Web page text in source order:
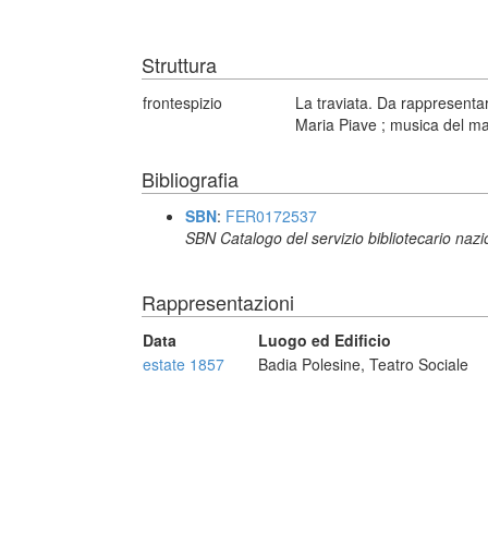
Struttura
frontespizio
La traviata. Da
Maria Piave ; musica del
Bibliografia
SBN: FER0172537
SBN Catalogo del servizio bibliotecario
Rappresentazioni
Data
Luogo ed Edificio
estate 1857
Badia Polesine, Teatro Sociale